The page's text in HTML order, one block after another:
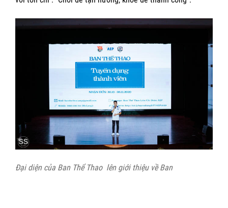
Đại diện của Ban Thể Thao lên giới thiệu về Ban